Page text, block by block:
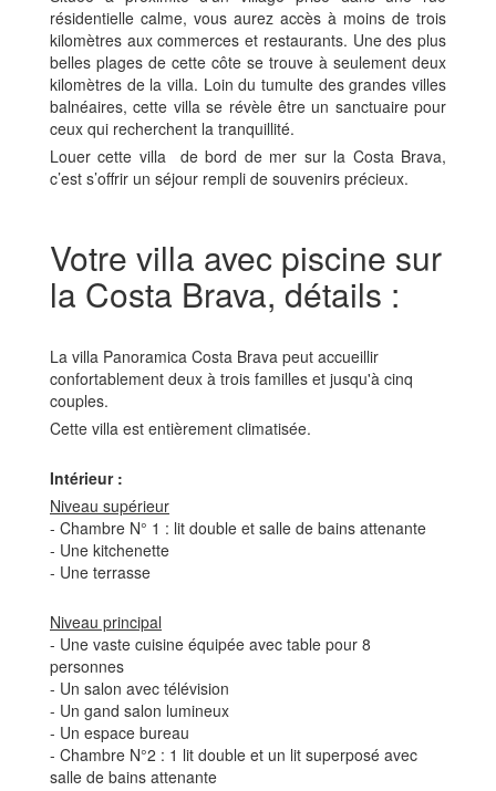
résidentielle calme, vous aurez accès à moins de trois
kilomètres aux commerces et restaurants. Une des plus
belles plages de cette côte se trouve à seulement deux
kilomètres de la villa. Loin du tumulte des grandes villes
balnéaires, cette villa se révèle être un sanctuaire pour
ceux qui recherchent la tranquillité.
Louer cette villa de bord de mer sur la Costa Brava,
c’est s’offrir un séjour rempli de souvenirs précieux.
Votre villa avec piscine sur
la Costa Brava, détails :
La villa Panoramica Costa Brava peut accueillir
confortablement deux à trois familles et jusqu'à cinq
couples.
Cette villa est entièrement climatisée.
Intérieur :
Niveau supérieur
- Chambre N° 1 : lit double et salle de bains attenante
- Une kitchenette
- Une terrasse
Niveau principal
- Une vaste cuisine équipée avec table pour 8
personnes
- Un salon avec télévision
- Un gand salon lumineux
- Un espace bureau
- Chambre N°2 : 1 lit double et un lit superposé avec
salle de bains attenante